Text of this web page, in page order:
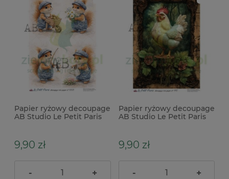
Papier ryżowy decoupage
AB Studio Le Petit Paris
9,90 zł
- +
Papier ryżowy decoupage
AB Studio Le Petit Paris
9,90 zł
- +